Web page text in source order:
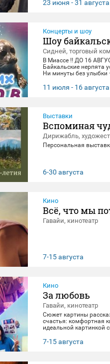
и за каждым кадром 40
всматривания в
23 июня - 31 августа
Концерты и шоу
Шоу
Сидней, торговый
В Миассе ‼️ ДО 16
Байкальские нерпята
Ни минуты без улыбки
14:00, 16:00,18:30
вторник(Санитарный
11 июля - 16 августа
Выставки
Вспоминая
Дирижабль,
Персональная
6-30 августа
Кино
Всё, что мы
Гавайи, кинотеатр
7-15 августа
Кино
За любовь
Гавайи, кинотеатр
Сюжет картины
счастья: комфортная
идеальной картинкой
получает бутылку с
приключение, полное
7-15 августа